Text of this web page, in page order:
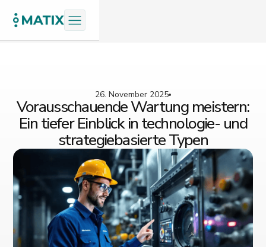
26. November 2025
Vorausschauende Wartung meistern:
Ein tiefer Einblick in technologie- und
strategiebasierte Typen